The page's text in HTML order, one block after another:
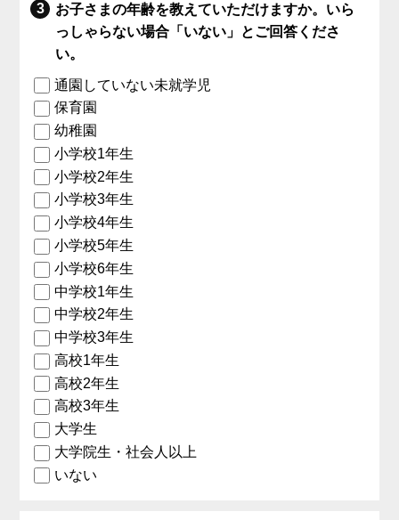
お子さまの年齢を教えていただけますか。いら
っしゃらない場合「いない」とご回答くださ
い。
通園していない未就学児
保育園
幼稚園
小学校1年生
小学校2年生
小学校3年生
小学校4年生
小学校5年生
小学校6年生
中学校1年生
中学校2年生
中学校3年生
高校1年生
高校2年生
高校3年生
大学生
大学院生・社会人以上
いない